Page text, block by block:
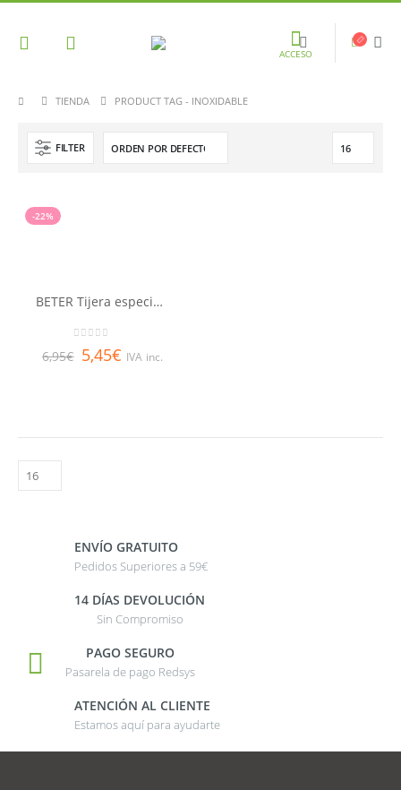
ACCESO
TIENDA PRODUCT TAG - INOXIDABLE
FILTER
-22%
BETER Tijera especial puericultura
6,95€ 5,45€ IVA inc.
ENVÍO GRATUITO
Pedidos Superiores a 59€
14 DÍAS DEVOLUCIÓN
Sin Compromiso
PAGO SEGURO
Pasarela de pago Redsys
ATENCIÓN AL CLIENTE
Estamos aquí para ayudarte